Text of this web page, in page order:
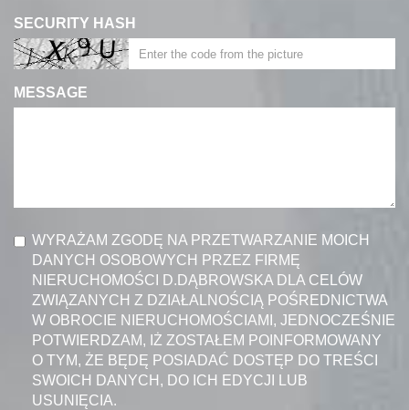
SECURITY HASH
MESSAGE
WYRAŻAM ZGODĘ NA PRZETWARZANIE MOICH
DANYCH OSOBOWYCH PRZEZ FIRMĘ
NIERUCHOMOŚCI D.DĄBROWSKA DLA CELÓW
ZWIĄZANYCH Z DZIAŁALNOŚCIĄ POŚREDNICTWA
W OBROCIE NIERUCHOMOŚCIAMI, JEDNOCZEŚNIE
POTWIERDZAM, IŻ ZOSTAŁEM POINFORMOWANY
O TYM, ŻE BĘDĘ POSIADAĆ DOSTĘP DO TREŚCI
SWOICH DANYCH, DO ICH EDYCJI LUB
USUNIĘCIA.